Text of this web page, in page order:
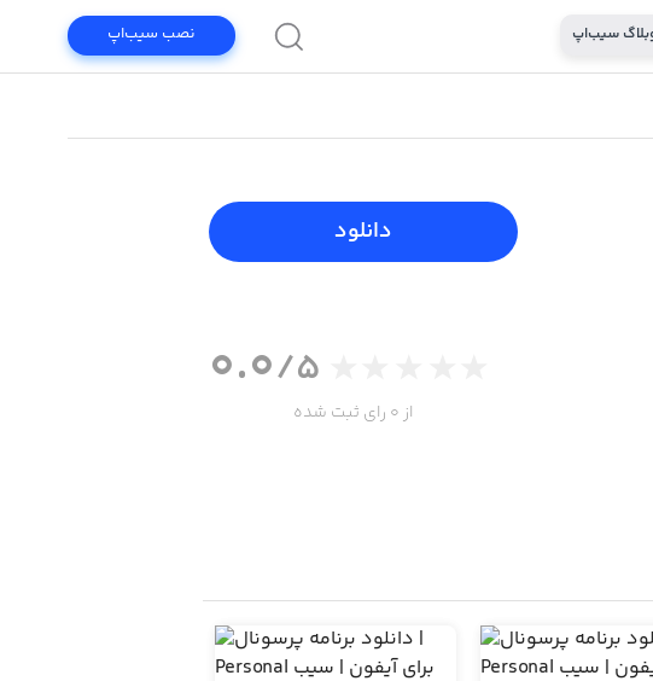
سیب‌اپ نصب سیب‌اپ
دانلود
0.0/5
از 0 رای ثبت شده